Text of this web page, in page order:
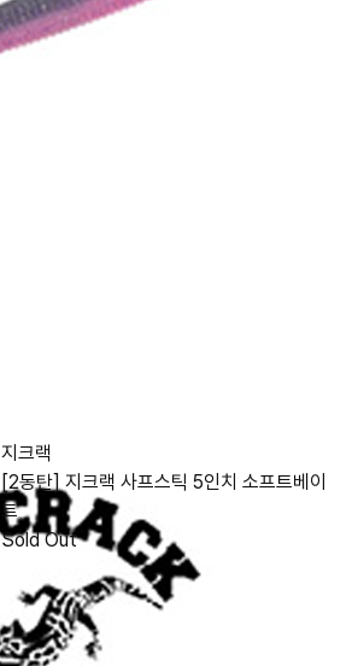
지크랙
[2동탄] 지크랙 사프스틱 5인치 소프트베이
트
Sold Out